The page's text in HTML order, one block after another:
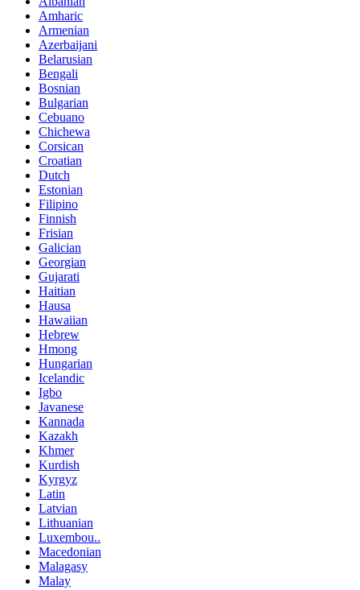
Amharic
Armenian
Azerbaijani
Belarusian
Bengali
Bosnian
Bulgarian
Cebuano
Chichewa
Corsican
Croatian
Dutch
Estonian
Filipino
Finnish
Frisian
Galician
Georgian
Gujarati
Haitian
Hausa
Hawaiian
Hebrew
Hmong
Hungarian
Icelandic
Igbo
Javanese
Kannada
Kazakh
Khmer
Kurdish
Kyrgyz
Latin
Latvian
Lithuanian
Luxembou..
Macedonian
Malagasy
Malay